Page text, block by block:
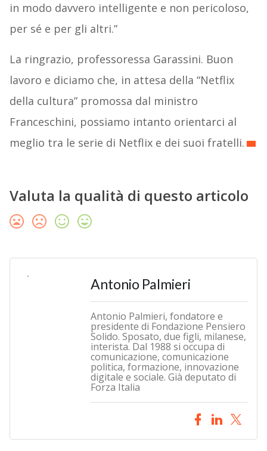
in modo davvero intelligente e non pericoloso,
per sé e per gli altri.”
La ringrazio, professoressa Garassini. Buon
lavoro e diciamo che, in attesa della “Netflix
della cultura” promossa dal ministro
Franceschini, possiamo intanto orientarci al
meglio tra le serie di Netflix e dei suoi fratelli.
Valuta la qualità di questo articolo
Antonio Palmieri
Antonio Palmieri, fondatore e
presidente di Fondazione Pensiero
Solido. Sposato, due figli, milanese,
interista. Dal 1988 si occupa di
comunicazione, comunicazione
politica, formazione, innovazione
digitale e sociale. Già deputato di
Forza Italia